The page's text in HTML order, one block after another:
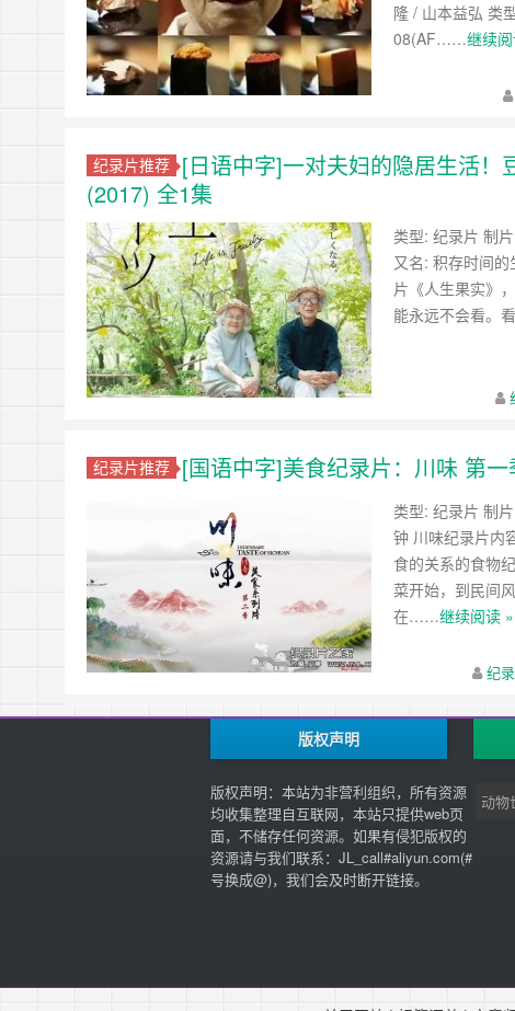
隆 / 山本益弘 类
08(AF……继续
纪录片推荐 [日语中字]一对夫妇的隐居生活！
(2017) 全1集
类型: 纪录片 制
又名: 积存时间
片《人生果实》
能永远不会看。
纪录片推荐 [国语中字]美食纪录片：川味 第
类型: 纪录片 制
钟 川味纪录片内
食的关系的食物
菜开始，到民间
在……继续阅读 »
纪
版权声明
版权声明：本站为非营利组织，所有资源
均收集整理自互联网，本站只提供web页
面，不储存任何资源。如果有侵犯版权的
资源请与我们联系：JL_call#aliyun.com(#
号换成@)，我们会及时断开链接。
动物